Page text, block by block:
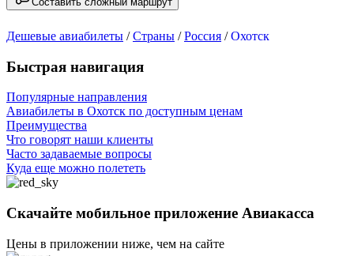
Дешевые авиабилеты /Страны /Россия /Охотск
Быстрая навигация
Популярные направления
Авиабилеты в Охотск по доступным ценам
Преимущества
Что говорят наши клиенты
Часто задаваемые вопросы
Куда еще можно полететь
Скачайте мобильное приложение Авиакасса
Цены в приложении ниже, чем на сайте